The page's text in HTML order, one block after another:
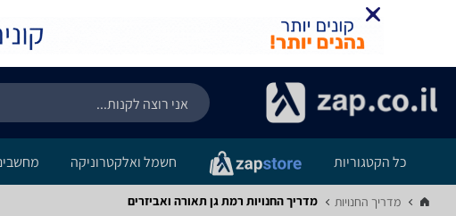
כל הקטגוריות חשמל ואלקטרוניקה
מדריך החנויות‏ מדריך החנויות ‏רמת גן ‏תאורה ואביזרים